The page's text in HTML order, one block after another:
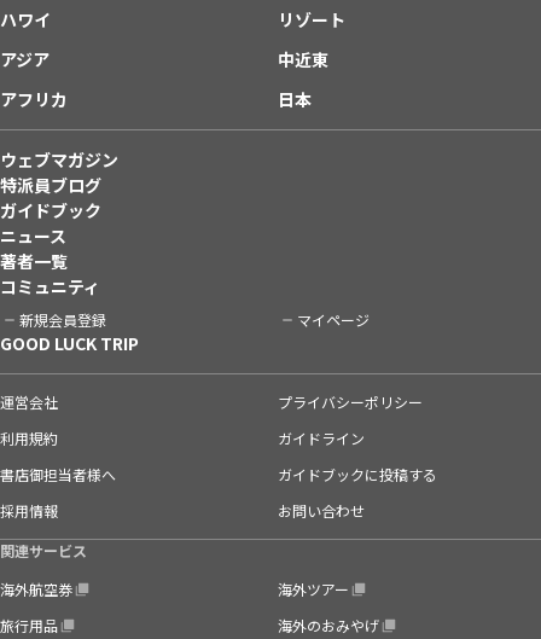
ハワイ
リゾート
アジア
中近東
アフリカ
日本
ウェブマガジン
特派員ブログ
ガイドブック
ニュース
著者一覧
コミュニティ
新規会員登録 マイページ
GOOD LUCK TRIP
運営会社
プライバシーポリシー
利用規約
ガイドライン
書店御担当者様へ
ガイドブックに投稿する
採用情報
お問い合わせ
関連サービス
海外航空券
海外ツアー
旅行用品
海外のおみやげ